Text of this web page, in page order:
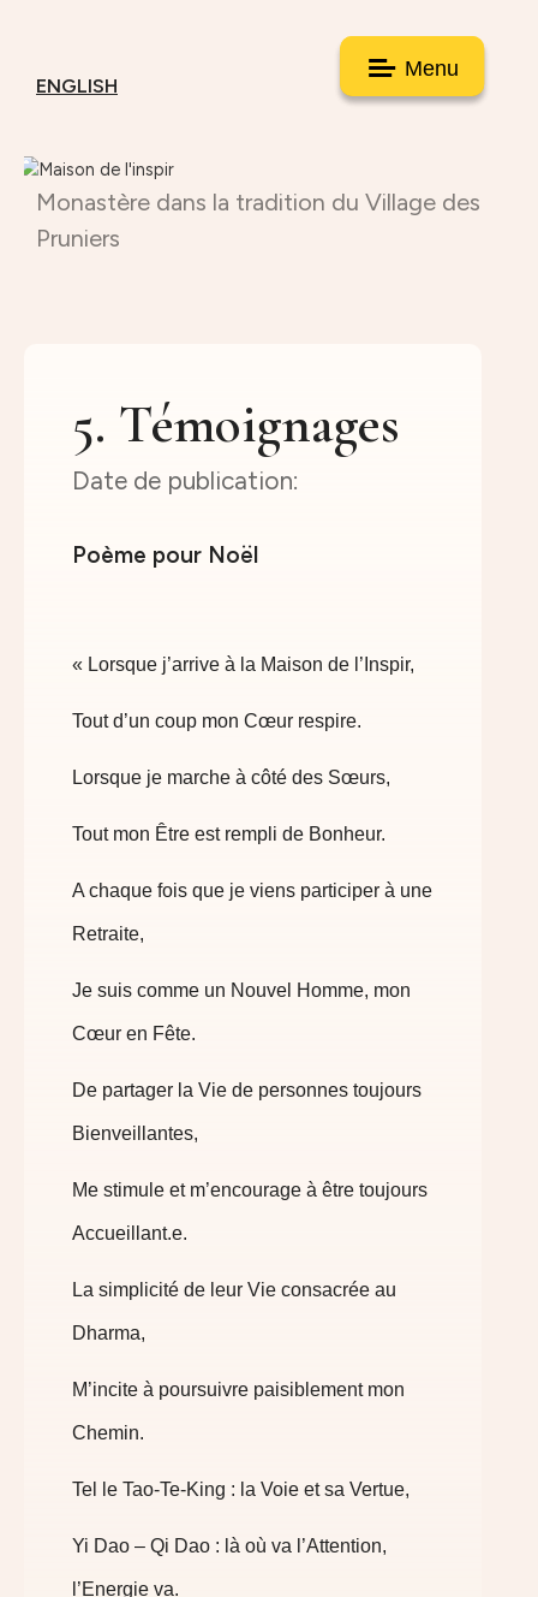
Menu
ENGLISH
Monastère dans la tradition du Village des
Pruniers
5. Témoignages
Poème pour Noël
« Lorsque j’arrive à la Maison de l’Inspir,
Tout d’un coup mon Cœur respire.
Lorsque je marche à côté des Sœurs,
Tout mon Être est rempli de Bonheur.
A chaque fois que je viens participer à une
Retraite,
Je suis comme un Nouvel Homme, mon
Cœur en Fête.
De partager la Vie de personnes toujours
Bienveillantes,
Me stimule et m’encourage à être toujours
Accueillant.e.
La simplicité de leur Vie consacrée au
Dharma,
M’incite à poursuivre paisiblement mon
Chemin.
Tel le Tao-Te-King : la Voie et sa Vertue,
Yi Dao – Qi Dao : là où va l’Attention,
l’Energie va.